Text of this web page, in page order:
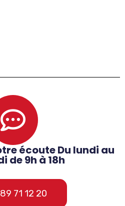
écoute Du lundi au
de 9h à 18h
71 12 20